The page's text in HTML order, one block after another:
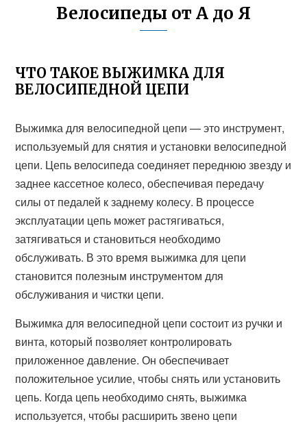
Велосипеды от А до Я
ЧТО ТАКОЕ ВЫЖИМКА ДЛЯ
ВЕЛОСИПЕДНОЙ ЦЕПИ
Выжимка для велосипедной цепи — это инструмент,
используемый для снятия и установки велосипедной
цепи. Цепь велосипеда соединяет переднюю звезду и
заднее кассетное колесо, обеспечивая передачу
силы от педалей к заднему колесу. В процессе
эксплуатации цепь может растягиваться,
затягиваться и становиться необходимо
обслуживать. В это время выжимка для цепи
становится полезным инструментом для
обслуживания и чистки цепи.
Выжимка для велосипедной цепи состоит из ручки и
винта, который позволяет контролировать
приложенное давление. Он обеспечивает
положительное усилие, чтобы снять или установить
цепь. Когда цепь необходимо снять, выжимка
используется, чтобы расширить звено цепи